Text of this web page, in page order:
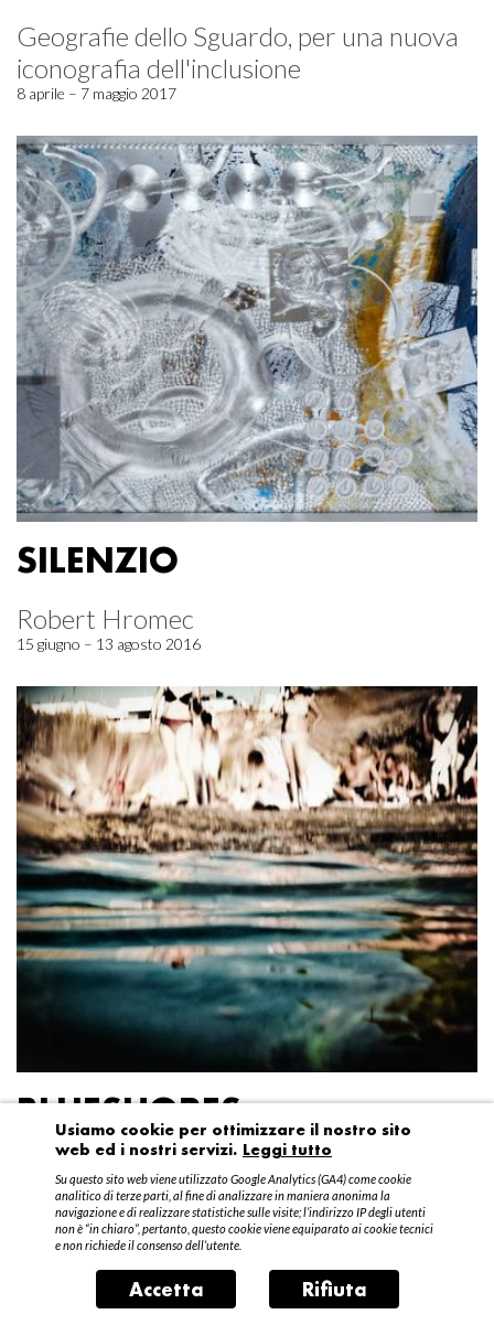
Geografie dello Sguardo, per una nuova
iconografia dell'inclusione
8 aprile – 7 maggio 2017
SILENZIO
Robert Hromec
15 giugno – 13 agosto 2016
BLUESHORES
Federico Garibaldi
20 aprile – 15 maggio 2016
Usiamo cookie per ottimizzare il nostro sito
web ed i nostri servizi. Leggi tutto
Su questo sito web viene utilizzato Google Analytics (GA4) come cookie
analitico di terze parti, al fine di analizzare in maniera anonima la
navigazione e di realizzare statistiche sulle visite; l’indirizzo IP degli utenti
non è “in chiaro”, pertanto, questo cookie viene equiparato ai cookie tecnici
e non richiede il consenso dell’utente.
Accetta Rifiuta